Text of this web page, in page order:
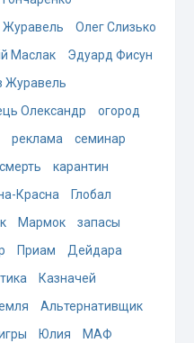
Журавель
Олег Слизько
Маслак
Эдуард Фисун
Журавель
Олександр
огород
реклама
семинар
смерть
карантин
Красна
Глобал
Мармок
запасы
Приам
Дейдара
Казначей
Альтернативщик
Юлия
МАФ